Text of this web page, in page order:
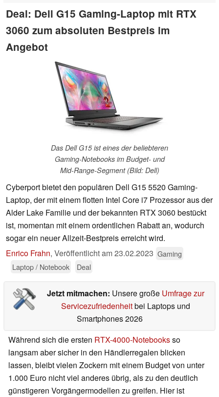
Deal: Dell G15 Gaming-Laptop mit RTX
3060 zum absoluten Bestpreis im
Angebot
Das Dell G15 ist eines der beliebteren
Gaming-Notebooks im Budget- und
Mid-Range-Segment (Bild: Dell)
Cyberport bietet den populären Dell G15 5520 Gaming-
Laptop, der mit einem flotten Intel Core i7 Prozessor aus der
Alder Lake Familie und der bekannten RTX 3060 bestückt
ist, momentan mit einem ordentlichen Rabatt an, wodurch
sogar ein neuer Allzeit-Bestpreis erreicht wird.
Enrico Frahn, Veröffentlicht am23.02.2023 Gaming
Laptop / Notebook
Deal
Jetzt mitmachen: Unsere große Umfrage zur
Servicezufriedenheitbei Laptops und
Smartphones 2026
Während sich die ersten RTX-4000-Notebooksso
langsam aber sicher in den Händlerregalen blicken
lassen, bleibt vielen Zockern mit einem Budget von unter
1.000 Euro nicht viel anderes übrig, als zu den deutlich
günstigeren Vorgängermodellen zu greifen. Hier ist